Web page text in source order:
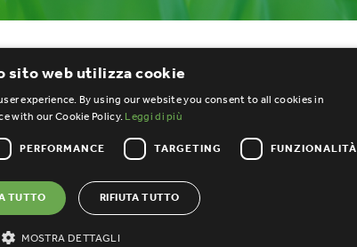
sito web utilizza cookie
experience. By using our website you consent to all cookies in
with our Cookie Policy.Leggi di più
PERFORMANCE TARGETING FUNZIONALITÀ
TUTTO
RIFIUTA TUTTO
MOSTRA DETTAGLI